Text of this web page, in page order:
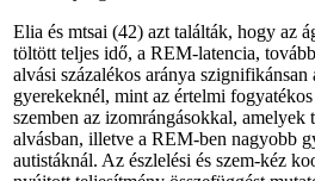
Elia és mtsai (42) azt találták, hogy az
töltött teljes idő, a REM-latencia,
alvási százalékos aránya
gyerekeknél, mint az értelmi
szemben az izomrángásokkal,
alvásban, illetve a REM-ben nagyobb
autistáknál. Az észlelési és szem-kéz